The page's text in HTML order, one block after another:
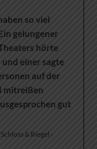
so viel
gelungener
hörte
einer sagte
auf der
mitreißen
gut
& Riegel -